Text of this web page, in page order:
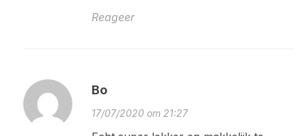
Reageer
Bo
17/07/2020 om 21:27